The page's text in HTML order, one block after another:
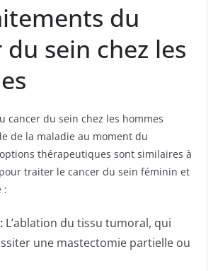
du
du sein chez les
cancer du sein chez les hommes
de la maladie au moment du
thérapeutiques sont similaires à
traiter le cancer du sein féminin et
:
L’ablation du tissu tumoral, qui
une mastectomie partielle ou